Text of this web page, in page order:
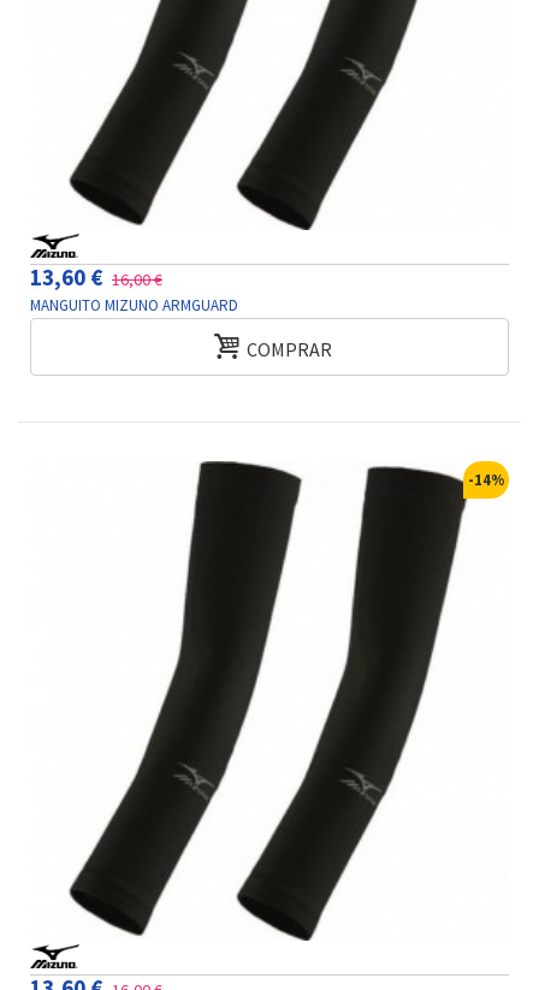
13,60 € 16,00 €
MANGUITO MIZUNO ARMGUARD
COMPRAR
-14%